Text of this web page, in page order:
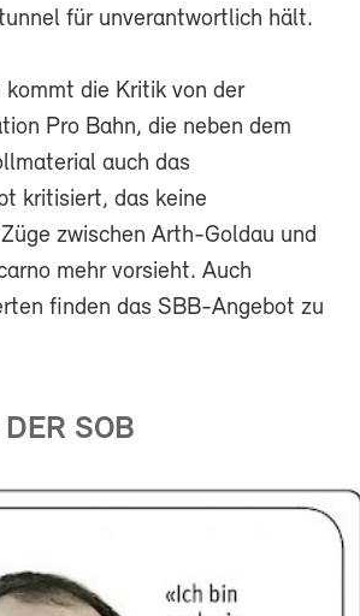
für unverantwortlich hält.
kommt die Kritik von der
Pro Bahn, die neben dem
auch das
kritisiert, das keine
zwischen Arth-Goldau und
mehr vorsieht. Auch
finden das SBB-Angebot zu
SOB